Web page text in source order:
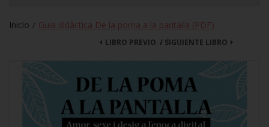
Inicio / Guia didàctica De la poma a la pantalla (PDF)
SIGUIENTE LIBRO
LIBRO PREVIO /